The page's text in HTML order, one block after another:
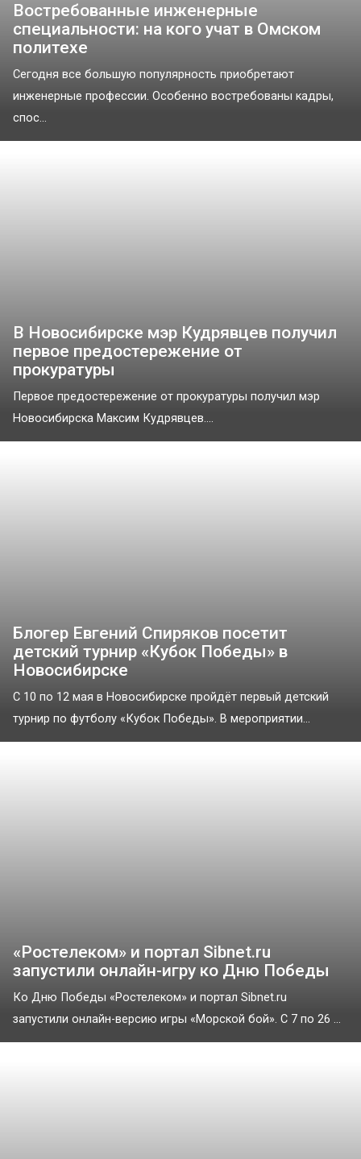
Востребованные инженерные
специальности: на кого учат в Омском
политехе
Сегодня все большую популярность приобретают
инженерные профессии. Особенно востребованы кадры,
спос...
В Новосибирске мэр Кудрявцев получил
первое предостережение от
прокуратуры
Первое предостережение от прокуратуры получил мэр
Новосибирска Максим Кудрявцев....
Блогер Евгений Спиряков посетит
детский турнир «Кубок Победы» в
Новосибирске
С 10 по 12 мая в Новосибирске пройдёт первый детский
турнир по футболу «Кубок Победы». В мероприятии...
«Ростелеком» и портал Sibnet.ru
запустили онлайн-игру ко Дню Победы
Ко Дню Победы «Ростелеком» и портал Sibnet.ru
запустили онлайн-версию игры «Морской бой». С 7 по 26 ...